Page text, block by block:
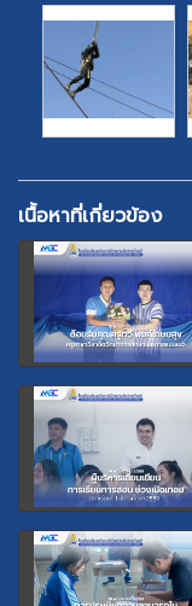
เนื้อหาที่เกี่ยวข้อง